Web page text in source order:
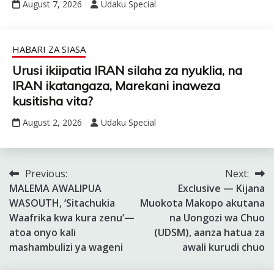
August 7, 2026 Udaku Special
HABARI ZA SIASA
Urusi ikiipatia IRAN silaha za nyuklia, na
IRAN ikatangaza, Marekani inaweza
kusitisha vita?
August 2, 2026 Udaku Special
Post
navigation
Previous:
MALEMA AWALIPUA
WASOUTH, ‘Sitachukia
Waafrika kwa kura zenu’—
atoa onyo kali
mashambulizi ya wageni
Next:
Exclusive — Kijana
Muokota Makopo akutana
na Uongozi wa Chuo
(UDSM), aanza hatua za
awali kurudi chuo